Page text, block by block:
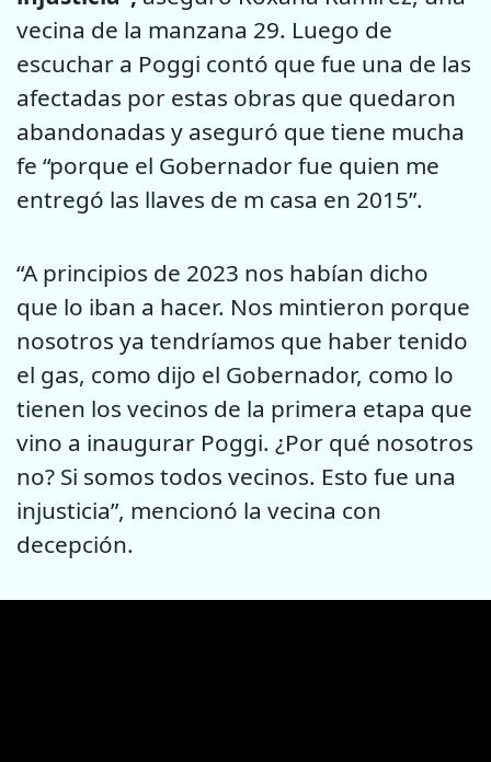
vecina de la manzana 29. Luego de
escuchar a Poggi contó que fue una de las
afectadas por estas obras que quedaron
abandonadas y aseguró que tiene mucha
fe “porque el Gobernador fue quien me
entregó las llaves de m casa en 2015”.
“A principios de 2023 nos habían dicho
que lo iban a hacer. Nos mintieron porque
nosotros ya tendríamos que haber tenido
el gas, como dijo el Gobernador, como lo
tienen los vecinos de la primera etapa que
vino a inaugurar Poggi. ¿Por qué nosotros
no? Si somos todos vecinos. Esto fue una
injusticia”, mencionó la vecina con
decepción.